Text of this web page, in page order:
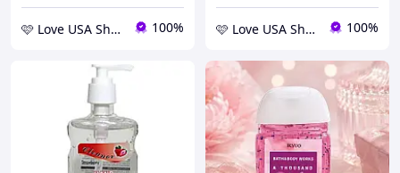
🩷 Love USA Shop 🩷 100% 🩷 Love USA Shop 🩷 100%